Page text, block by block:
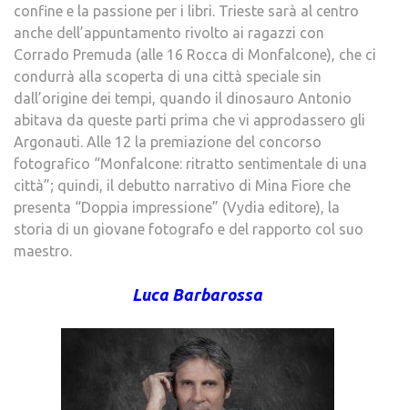
confine e la passione per i libri. Trieste sarà al centro
anche dell’appuntamento rivolto ai ragazzi con
Corrado Premuda (alle 16 Rocca di Monfalcone), che ci
condurrà alla scoperta di una città speciale sin
dall’origine dei tempi, quando il dinosauro Antonio
abitava da queste parti prima che vi approdassero gli
Argonauti. Alle 12 la premiazione del concorso
fotografico “Monfalcone: ritratto sentimentale di una
città”; quindi, il debutto narrativo di Mina Fiore che
presenta “Doppia impressione” (Vydia editore), la
storia di un giovane fotografo e del rapporto col suo
maestro.
Luca Barbarossa